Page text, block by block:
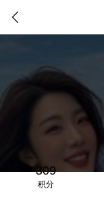
309
积分